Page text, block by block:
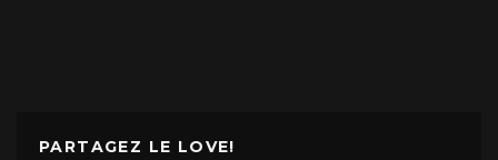
PARTAGEZ LE LOVE!